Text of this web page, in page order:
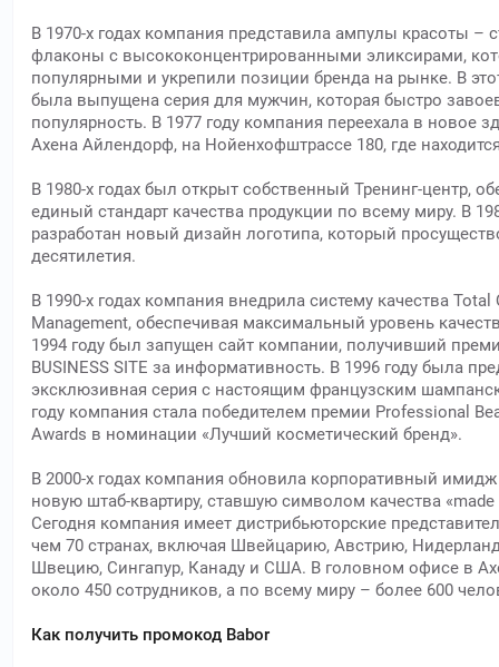
В 1970-х годах компания представила ампулы красоты –
флаконы с высококонцентрированными эликсирами,
популярными и укрепили позиции бренда на рынке. В
была выпущена серия для мужчин, которая быстро
популярность. В 1977 году компания переехала в новое
Ахена Айлендорф, на Нойенхофштрассе 180, где
В 1980-х годах был открыт собственный Тренинг-центр,
единый стандарт качества продукции по всему миру. В
разработан новый дизайн логотипа, который
десятилетия.
В 1990-х годах компания внедрила систему качества Total
Management, обеспечивая максимальный уровень
1994 году был запущен сайт компании, получивший
BUSINESS SITE за информативность. В 1996 году была
эксклюзивная серия с настоящим французским
году компания стала победителем премии Professional
Awards в номинации «Лучший косметический бренд».
В 2000-х годах компания обновила корпоративный имидж
новую штаб-квартиру, ставшую символом качества «made
Сегодня компания имеет дистрибьюторские
чем 70 странах, включая Швейцарию, Австрию,
Швецию, Сингапур, Канаду и США. В головном офисе в
около 450 сотрудников, а по всему миру – более 600
Как получить промокод Babor